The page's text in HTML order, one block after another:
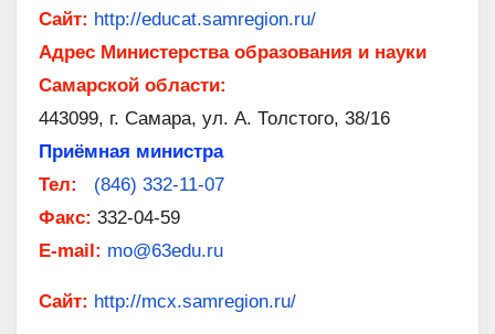
Сайт: http://educat.samregion.ru/
Адрес Министерства образования и науки
Самарской области:
443099, г. Самара, ул. А. Толстого, 38/16
Приёмная министра
Тел:
(846) 332-11-07
Факс: 332-04-59
Е-mail: mo@63edu.ru
Сайт: http://mcx.samregion.ru/